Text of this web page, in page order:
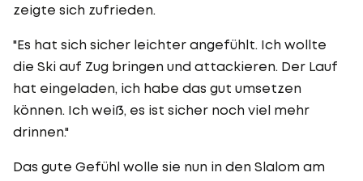
zeigte sich zufrieden.
"Es hat sich sicher leichter angefühlt. Ich wollte
die Ski auf Zug bringen und attackieren. Der Lauf
hat eingeladen, ich habe das gut umsetzen
können. Ich weiß, es ist sicher noch viel mehr
drinnen."
Das gute Gefühl wolle sie nun in den Slalom am